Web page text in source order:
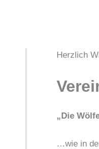
Herzlich
„Die
…wie in